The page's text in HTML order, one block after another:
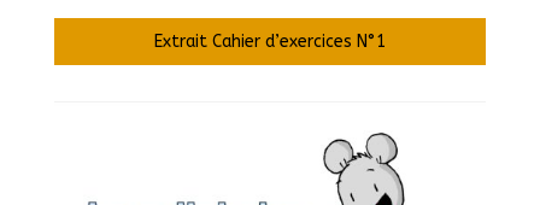
Extrait Cahier d’exercices N°1